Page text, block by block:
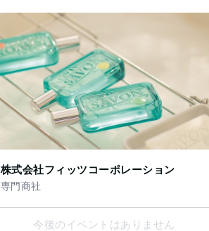
株式会社フィッツコーポレーション
専門商社
今後のイベントはありません